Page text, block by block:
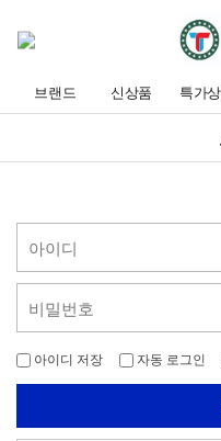
브랜드 신상품 특가
아이디 저장 자동 로그인